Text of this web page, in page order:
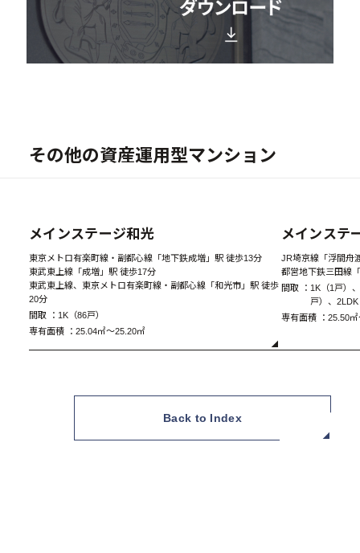
その他の資産運用型マンション
メインステージ和光
東京メトロ有楽町線・副都心線「地下鉄成増」駅 徒歩13分
東武東上線「成増」駅 徒歩17分
東武東上線、東京メトロ有楽町線・副都心線「和光市」駅 徒歩
20分
間取 ： 1K（86戸）
専有面積 ： 25.04㎡～25.20㎡
メインステ
JR埼京線「浮間舟
都営地下鉄三田線
間取 ： 1K（1戸）
戸）、
専有面積 ： 25.50
Back to Index